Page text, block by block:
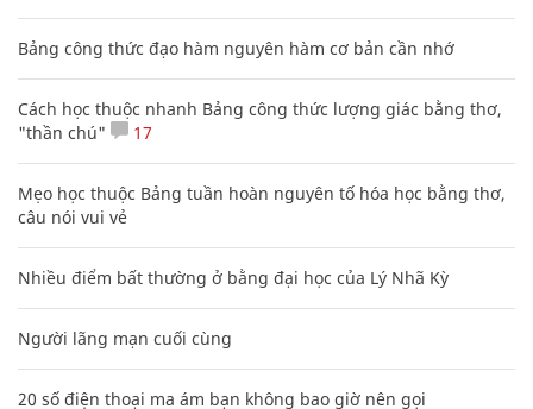
Bảng công thức đạo hàm nguyên hàm cơ bản cần nhớ
Cách học thuộc nhanh Bảng công thức lượng giác bằng thơ,
"thần chú"
17
Mẹo học thuộc Bảng tuần hoàn nguyên tố hóa học bằng thơ,
câu nói vui vẻ
Nhiều điểm bất thường ở bằng đại học của Lý Nhã Kỳ
Người lãng mạn cuối cùng
20 số điện thoại ma ám bạn không bao giờ nên gọi